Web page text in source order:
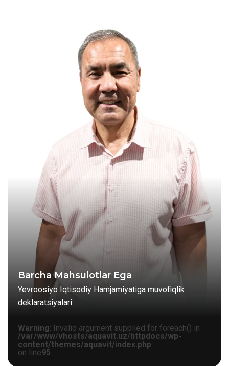
Barcha Mahsulotlar Ega
Yevroosiyo Iqtisodiy Hamjamiyatiga muvofiqlik
deklaratsiyalari
Warning: Invalid argument supplied for foreach() in
/var/www/vhosts/aquavit.uz/httpdocs/wp-
content/themes/aquavit/index.php
on line95